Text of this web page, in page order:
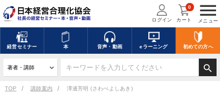
menu
メニュー
ログイン カート
0
経営セミナー 本 音声・動画 eラーニング 初めての方へ
search
TOP 講師案内 澤邊芳明 (さわべよしあき)